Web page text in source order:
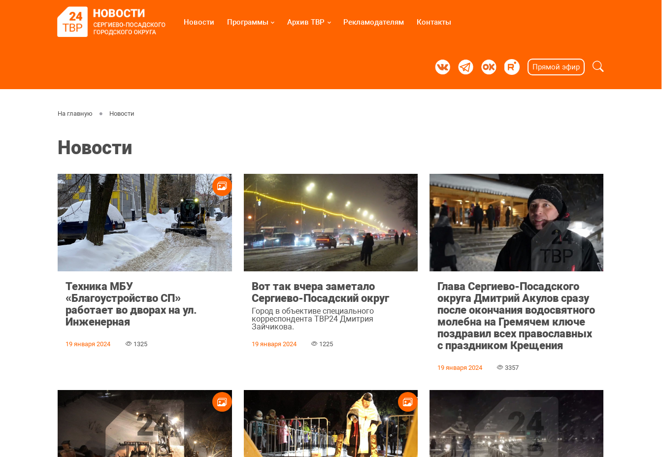
Новости Программы Архив ТВР Рекламодателям Контакты
Прямой эфир
На главную Новости
Новости
Техника МБУ
«Благоустройство СП»
работает во дворах на ул.
Инженерная
19 января 2024 1325
Вот так вчера заметало
Сергиево-Посадский округ
Город в объективе специального
корреспондента ТВР24 Дмитрия
Зайчикова.
19 января 2024 1225
Глава Сергиево-Посадского
округа Дмитрий Акулов сразу
после окончания водосвятного
молебна на Гремячем ключе
поздравил всех православных
с праздником Крещения
19 января 2024 3357